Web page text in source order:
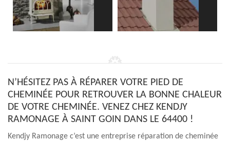
N’HÉSITEZ PAS À RÉPARER VOTRE PIED DE
CHEMINÉE POUR RETROUVER LA BONNE CHALEUR
DE VOTRE CHEMINÉE. VENEZ CHEZ KENDJY
RAMONAGE À SAINT GOIN DANS LE 64400 !
Kendjy Ramonage c’est une entreprise réparation de cheminée